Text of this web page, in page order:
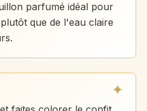
parfumé idéal pour
que de l'eau claire